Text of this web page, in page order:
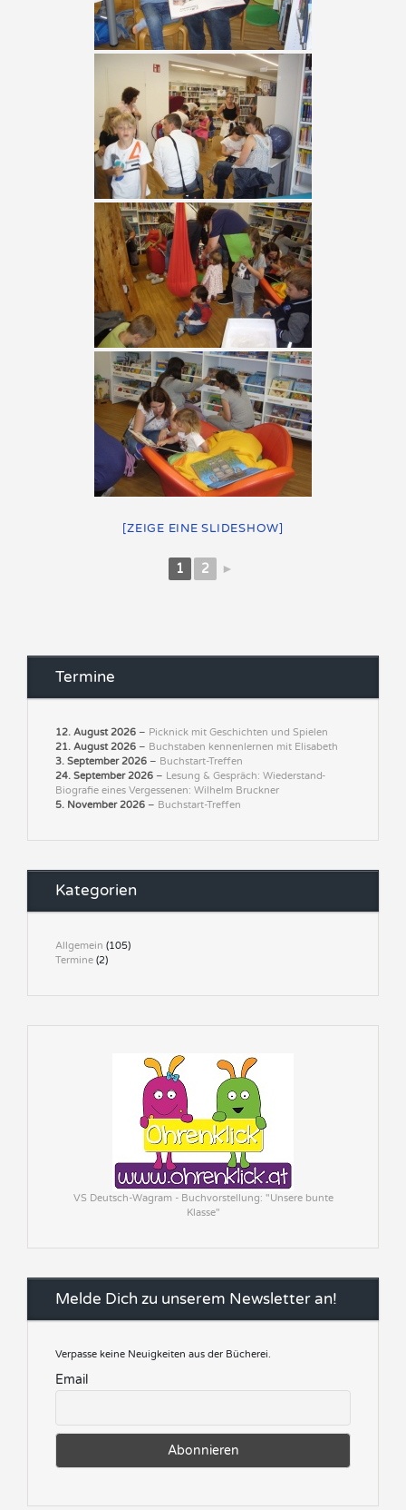
[ZEIGE EINE SLIDESHOW]
1 2 ►
Termine
12. August 2026 – Picknick mit Geschichten und Spielen
21. August 2026 – Buchstaben kennenlernen mit Elisabeth
3. September 2026 – Buchstart-Treffen
24. September 2026 – Lesung & Gespräch: Wiederstand-
Biografie eines Vergessenen: Wilhelm Bruckner
5. November 2026 – Buchstart-Treffen
Kategorien
Allgemein (105)
Termine (2)
VS Deutsch-Wagram - Buchvorstellung: "Unsere bunte
Klasse"
Melde Dich zu unserem Newsletter an!
Verpasse keine Neuigkeiten aus der Bücherei.
Email